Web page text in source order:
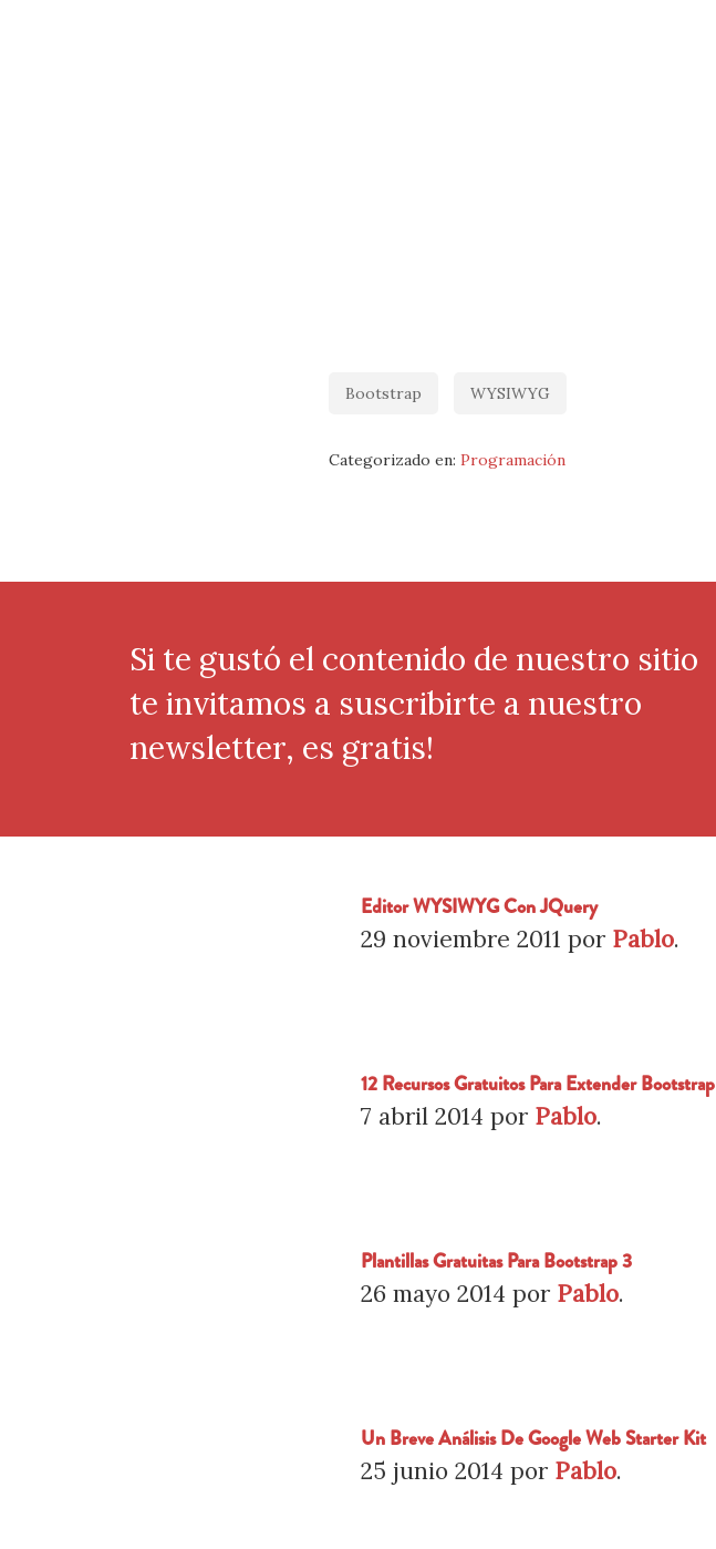
Bootstrap WYSIWYG
Categorizado en: Programación
Si te gustó el contenido de nuestro sitio
te invitamos a suscribirte a nuestro
newsletter, es gratis!
Editor WYSIWYG Con JQuery
29 noviembre 2011 por Pablo.
12 Recursos Gratuitos Para Extender Bootstrap
7 abril 2014 por Pablo.
Plantillas Gratuitas Para Bootstrap 3
26 mayo 2014 por Pablo.
Un Breve Análisis De Google Web Starter Kit
25 junio 2014 por Pablo.